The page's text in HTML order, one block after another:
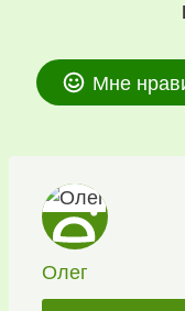
Мне
Олег